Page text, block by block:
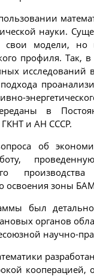
науки.
модели, но
профиля. Так,
исследований
в
ГКНТ и АН СССР.
об
освоения зоны
был
органов
научно-
кооперацией,